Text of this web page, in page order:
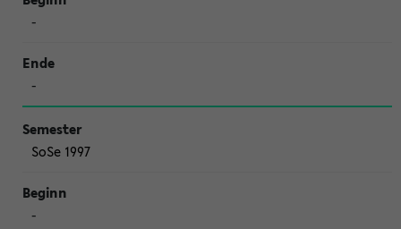
-
-
SoSe 1997
-